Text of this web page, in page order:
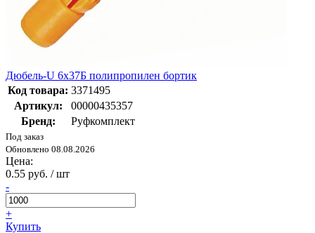
Дюбель-U 6х37Б полипропилен бортик
Код товара: 3371495
Артикул:
00000435357
Бренд:
Руфкомплект
Под заказ
Обновлено 08.08.2026
Цена:
0.55 руб. / шт
-
+
Купить